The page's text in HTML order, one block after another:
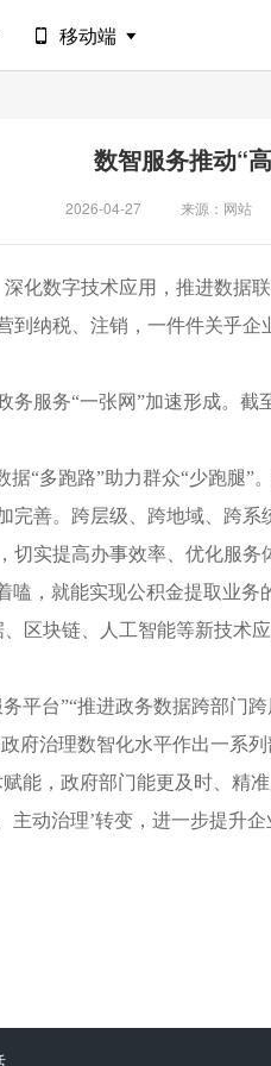
移动端
数智服务推动“
2026-04-27 来源：网站
化数字技术应用，推进数据
到纳税、注销，一件件关乎
务服务“一张网”加速形成。
“多跑路”助力群众“少跑腿
完善。跨层级、跨地域、跨
实提高办事效率、优化服务
嗑，就能实现公积金提取业
区块链、人工智能等新技术
平台”“推进政务数据跨部门
治理数智化水平作出一系列
能，政府部门能更及时、精
主动治理’转变，进一步提升